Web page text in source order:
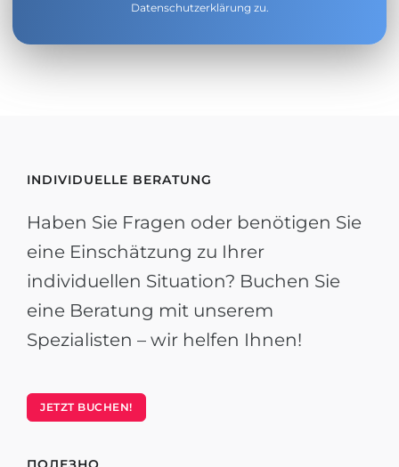
Datenschutzerklärung zu.
INDIVIDUELLE BERATUNG
Haben Sie Fragen oder benötigen Sie
eine Einschätzung zu Ihrer
individuellen Situation? Buchen Sie
eine Beratung mit unserem
Spezialisten – wir helfen Ihnen!
JETZT BUCHEN!